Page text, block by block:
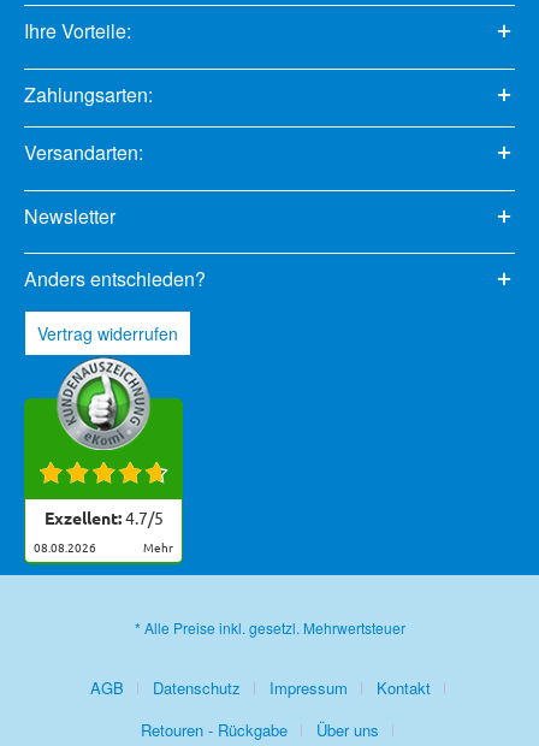
Ihre Vorteile:
Zahlungsarten:
Versandarten:
Newsletter
Anders entschieden?
Vertrag widerrufen
Exzellent:4.7/5
08.08.2026 mehr
* Alle Preise inkl. gesetzl. Mehrwertsteuer
AGB Datenschutz Impressum
Kontakt
Retouren - Rückgabe
Über uns